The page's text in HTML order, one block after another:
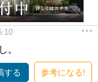
。
する 参考になる!